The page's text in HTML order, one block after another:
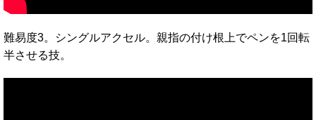
難易度3。シングルアクセル。親指の付け根上でペンを1回転
半させる技。